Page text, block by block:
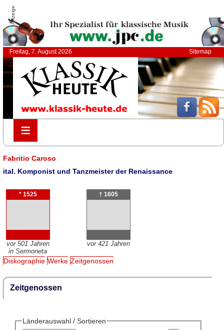
Anzeige
Freitag, 7. August 2026 Sitemap
≡
≡
Fabritio Caroso
ital. Komponist und Tanzmeister der Renaissance
* 1525
vor 501 Jahren
in Sermoneta
† 1605
vor 421 Jahren
Diskographie Werke Zeitgenossen
Zeitgenossen
Länderauswahl / Sortieren